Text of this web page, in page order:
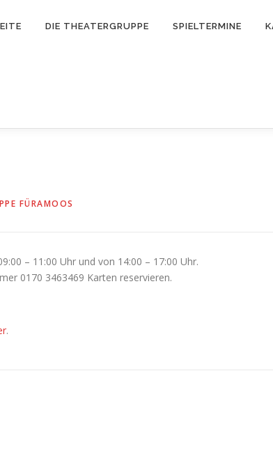
DIE THEATERGRUPPE SPIELTERMINE
FÜRAMOOS
– 11:00 Uhr und von 14:00 – 17:00 Uhr.
0170 3463469 Karten reservieren.
.